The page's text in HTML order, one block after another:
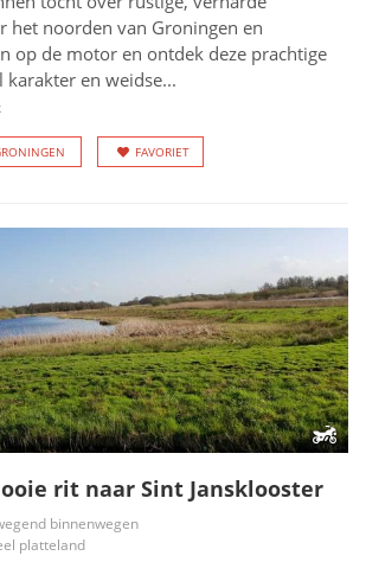
het noorden van Groningen en
op de motor en ontdek deze prachtige
en weidse...
FAVORIET
rit naar Sint Jansklooster
binnenwegen
platteland